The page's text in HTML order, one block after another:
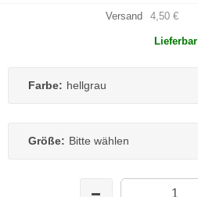
Versand 4,50 €
Lieferbar
Farbe: hellgrau
Größe: Bitte wählen